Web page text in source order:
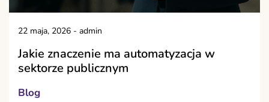
22 maja, 2026 - admin
Jakie znaczenie ma automatyzacja w
sektorze publicznym
Blog